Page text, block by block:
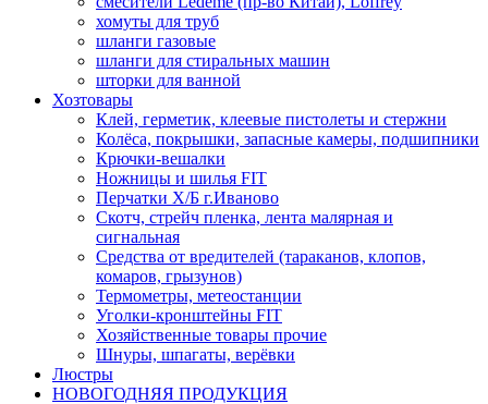
хомуты для труб
шланги газовые
шланги для стиральных машин
шторки для ванной
Хозтовары
Клей, герметик, клеевые пистолеты и стержни
Колёса, покрышки, запасные камеры, подшипники
Крючки-вешалки
Ножницы и шилья FIT
Перчатки Х/Б г.Иваново
Скотч, стрейч пленка, лента малярная и
сигнальная
Средства от вредителей (тараканов, клопов,
комаров, грызунов)
Термометры, метеостанции
Уголки-кронштейны FIT
Хозяйственные товары прочие
Шнуры, шпагаты, верёвки
Люстры
НОВОГОДНЯЯ ПРОДУКЦИЯ